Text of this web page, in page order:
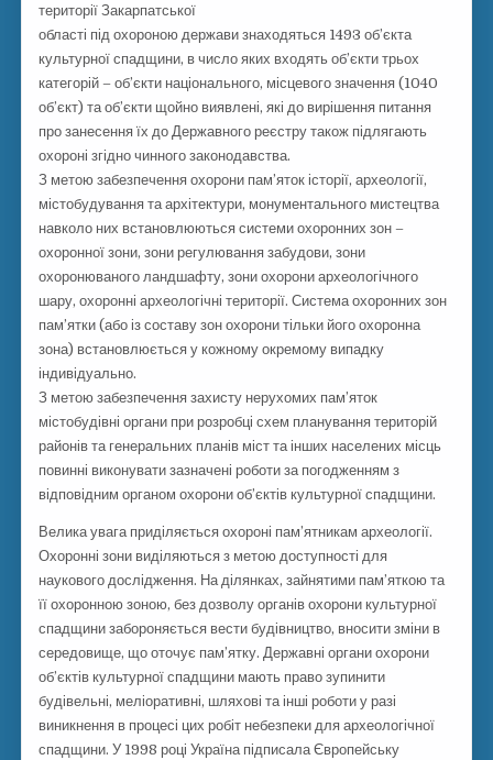
території Закарпатської
області під охороною держави знаходяться 1493 об’єкта
культурної спадщини, в число яких входять об’єкти трьох
категорій – об’єкти національного, місцевого значення (1040
об’єкт) та об’єкти щойно виявлені, які до вирішення питання
про занесення їх до Державного реєстру також підлягають
охороні згідно чинного законодавства.
З метою забезпечення охорони пам’яток історії, археології,
містобудування та архітектури, монументального мистецтва
навколо них встановлюються системи охоронних зон –
охоронної зони, зони регулювання забудови, зони
охоронюваного ландшафту, зони охорони археологічного
шару, охоронні археологічні території. Система охоронних зон
пам’ятки (або із составу зон охорони тільки його охоронна
зона) встановлюється у кожному окремому випадку
індивідуально.
З метою забезпечення захисту нерухомих пам’яток
містобудівні органи при розробці схем планування територій
районів та генеральних планів міст та інших населених місць
повинні виконувати зазначені роботи за погодженням з
відповідним органом охорони об’єктів культурної спадщини.
Велика увага приділяється охороні пам’ятникам археології.
Охоронні зони виділяються з метою доступності для
наукового дослідження. На ділянках, зайнятими пам’яткою та
її охоронною зоною, без дозволу органів охорони культурної
спадщини забороняється вести будівництво, вносити зміни в
середовище, що оточує пам’ятку. Державні органи охорони
об’єктів культурної спадщини мають право зупинити
будівельні, меліоративні, шляхові та інші роботи у разі
виникнення в процесі цих робіт небезпеки для археологічної
спадщини. У 1998 році Україна підписала Європейську